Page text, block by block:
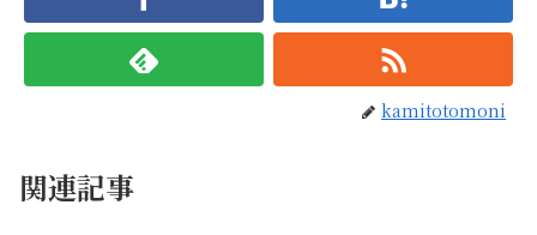
kamitotomoni
関連記事